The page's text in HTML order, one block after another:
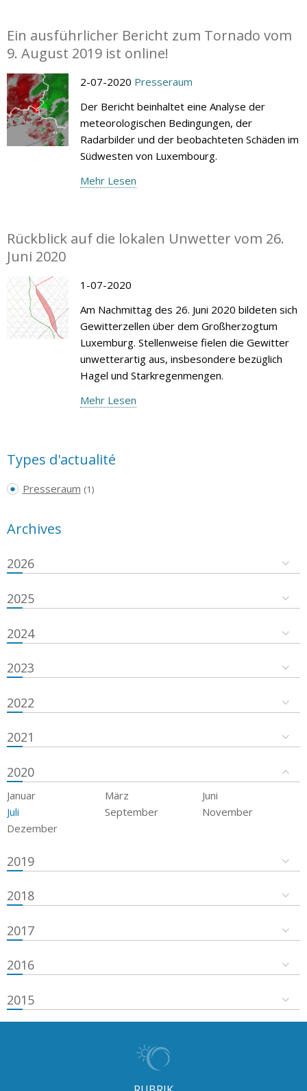
Ein ausführlicher Bericht zum Tornado vom
9. August 2019 ist online!
2-07-2020 Presseraum
Der Bericht beinhaltet eine Analyse der
meteorologischen Bedingungen, der
Radarbilder und der beobachteten Schäden im
Südwesten von Luxembourg.
Mehr Lesen
Rückblick auf die lokalen Unwetter vom 26.
Juni 2020
1-07-2020
Am Nachmittag des 26. Juni 2020 bildeten sich
Gewitterzellen über dem Großherzogtum
Luxemburg. Stellenweise fielen die Gewitter
unwetterartig aus, insbesondere bezüglich
Hagel und Starkregenmengen.
Mehr Lesen
Types d'actualité
Presseraum (1)
Archives
2026
2025
2024
2023
2022
2021
2020
Januar März
Juni
Juli
September
November
Dezember
2019
2018
2017
2016
2015